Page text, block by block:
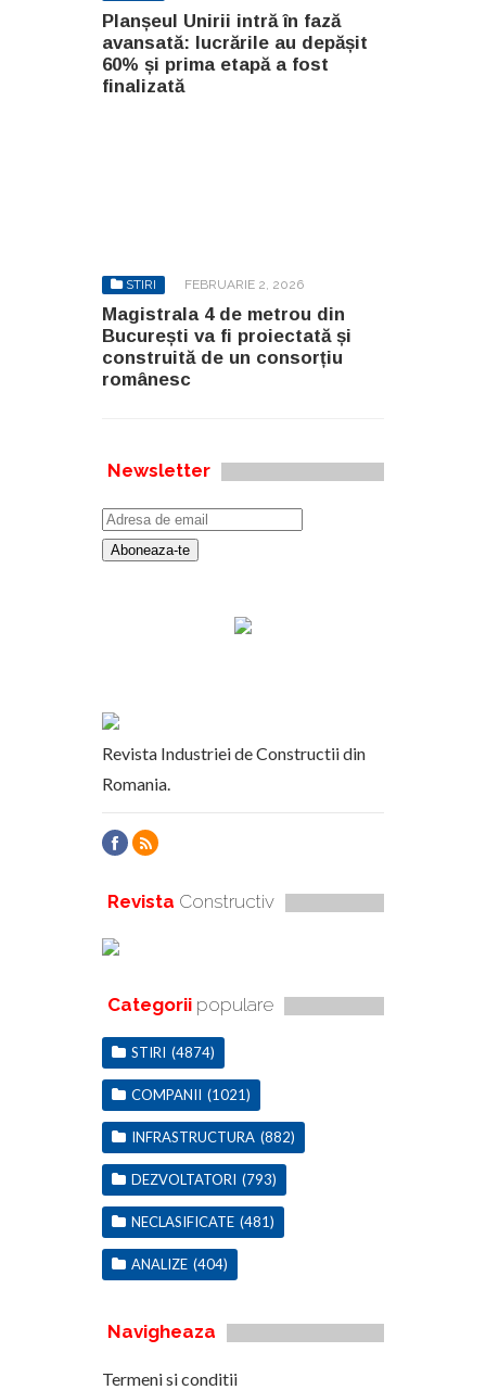
Planșeul Unirii intră în fază
avansată: lucrările au depășit
60% și prima etapă a fost
finalizată
STIRI FEBRUARIE 2, 2026
Magistrala 4 de metrou din
București va fi proiectată și
construită de un consorțiu
românesc
Newsletter
Revista Industriei de Constructii din
Romania.
Revista Constructiv
Categorii populare
STIRI (4874)
COMPANII (1021)
INFRASTRUCTURA (882)
DEZVOLTATORI (793)
NECLASIFICATE (481)
ANALIZE (404)
Navigheaza
Termeni si conditii